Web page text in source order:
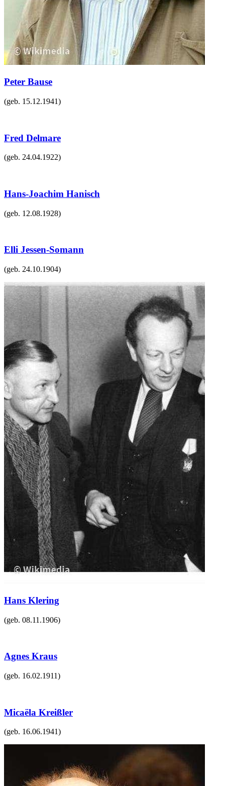
Peter Bause
(geb. 15.12.1941)
Fred Delmare
(geb. 24.04.1922)
Hans-Joachim Hanisch
(geb. 12.08.1928)
Elli Jessen-Somann
(geb. 24.10.1904)
Hans Klering
(geb. 08.11.1906)
Agnes Kraus
(geb. 16.02.1911)
Micaëla Kreißler
(geb. 16.06.1941)